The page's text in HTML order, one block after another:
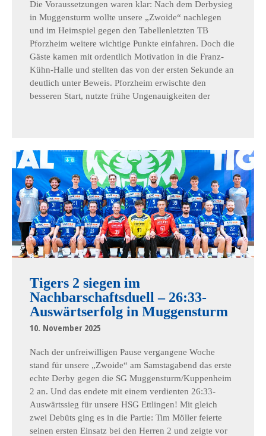
Die Voraussetzungen waren klar: Nach dem Derbysieg
in Muggensturm wollte unsere „Zwoide“ nachlegen
und im Heimspiel gegen den Tabellenletzten TB
Pforzheim weitere wichtige Punkte einfahren. Doch die
Gäste kamen mit ordentlich Motivation in die Franz-
Kühn-Halle und stellten das von der ersten Sekunde an
deutlich unter Beweis. Pforzheim erwischte den
besseren Start, nutzte frühe Ungenauigkeiten der
Tigers 2 siegen im
Nachbarschaftsduell – 26:33-
Auswärtserfolg in Muggensturm
10. November 2025
Nach der unfreiwilligen Pause vergangene Woche
stand für unsere „Zwoide“ am Samstagabend das erste
echte Derby gegen die SG Muggensturm/Kuppenheim
2 an. Und das endete mit einem verdienten 26:33-
Auswärtssieg für unsere HSG Ettlingen! Mit gleich
zwei Debüts ging es in die Partie: Tim Möller feierte
seinen ersten Einsatz bei den Herren 2 und zeigte vor